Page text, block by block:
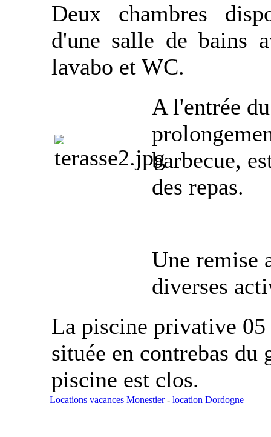
Deux chambres
d'une salle de bains
lavabo et WC.
A l'entrée
barbecue,
des repas.
Une remise
diverses
La piscine privative 05
située en contrebas
piscine est clos.
Locations vacances Monestier- location Dordogne